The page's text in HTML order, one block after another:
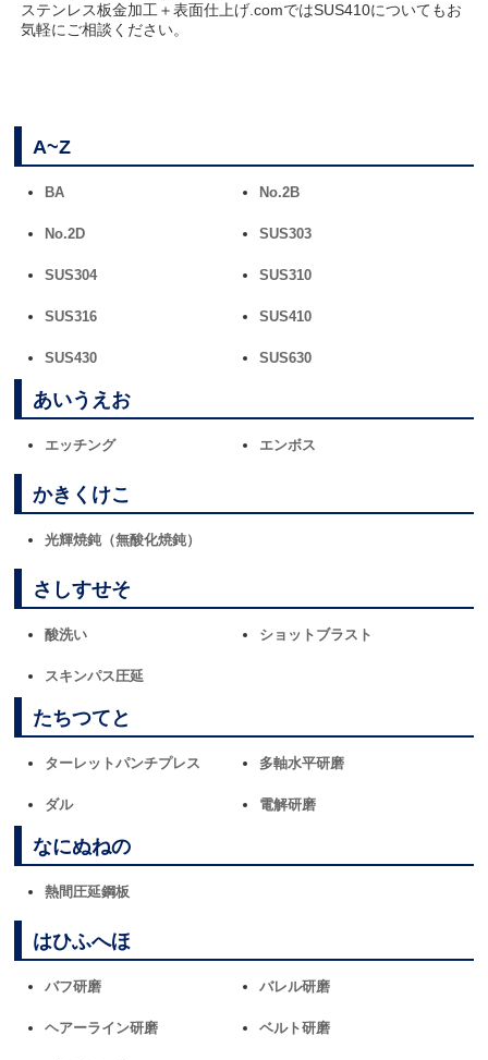
ステンレス板金加工＋表面仕上げ.comではSUS410についてもお
気軽にご相談ください。
A~Z
BA No.2B
No.2D SUS303
SUS304 SUS310
SUS316 SUS410
SUS430 SUS630
あいうえお
エッチング エンボス
かきくけこ
光輝焼鈍（無酸化焼鈍）
さしすせそ
酸洗い ショットブラスト
スキンパス圧延
たちつてと
ターレットパンチプレス 多軸水平研磨
ダル 電解研磨
なにぬねの
熱間圧延鋼板
はひふへほ
バフ研磨 バレル研磨
ヘアーライン研磨 ベルト研磨